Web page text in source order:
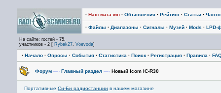
· Наш магазин · Объявления · Рейтинг · Статьи ·
· Файлы · Диапазоны · Сигналы · Музей · Mods · LPD-
На сайте: гостей - 75,
участников - 2 [ Rybak27, Voevoda]
· Начало · Опросы · События · Статистика · Поиск · Регистрация · Правила ·
Форум —› Главный раздел —› Новый Icom IC-R30
Портативные Си-Би радиостанции в нашем магазине